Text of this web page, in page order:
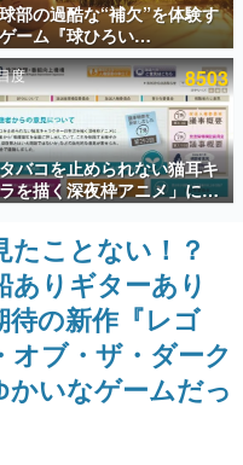
ージビュー数万以上！ などな
電ファミ渾身の“殿堂入り”記
方々に製作時のエピソードをお
ーム）とは何か？を探ってい
い。『赫本』は、〈試験問題〉
集です。
部の過酷な“補欠”を体験す
ーム『球ひろい
』が「1件」のウィッ
リストをもとにチェコ語に
しSNSで話題に。『キング
ム・カム』開発元やチェコの
野球選手から称賛の声
度 8503
バコを止められない猫耳キ
を描く深夜枠アニメ」に視
の一部から批判意見。違法
物の使用と思しき描写も含め
BPOが議論を交わす
たことない！？
りギターあり
の新作『レゴ
ブ・ザ・ダーク
いなゲームだっ